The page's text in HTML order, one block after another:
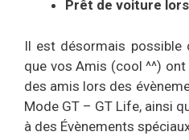
Prêt de voiture
Il est désormais possible
que vos Amis (cool ^^)
des amis lors des
Mode GT – GT Life, ainsi
à des Évènements